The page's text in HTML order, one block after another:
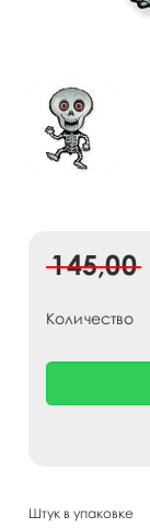
Штук в упаковке
145,00
Количество